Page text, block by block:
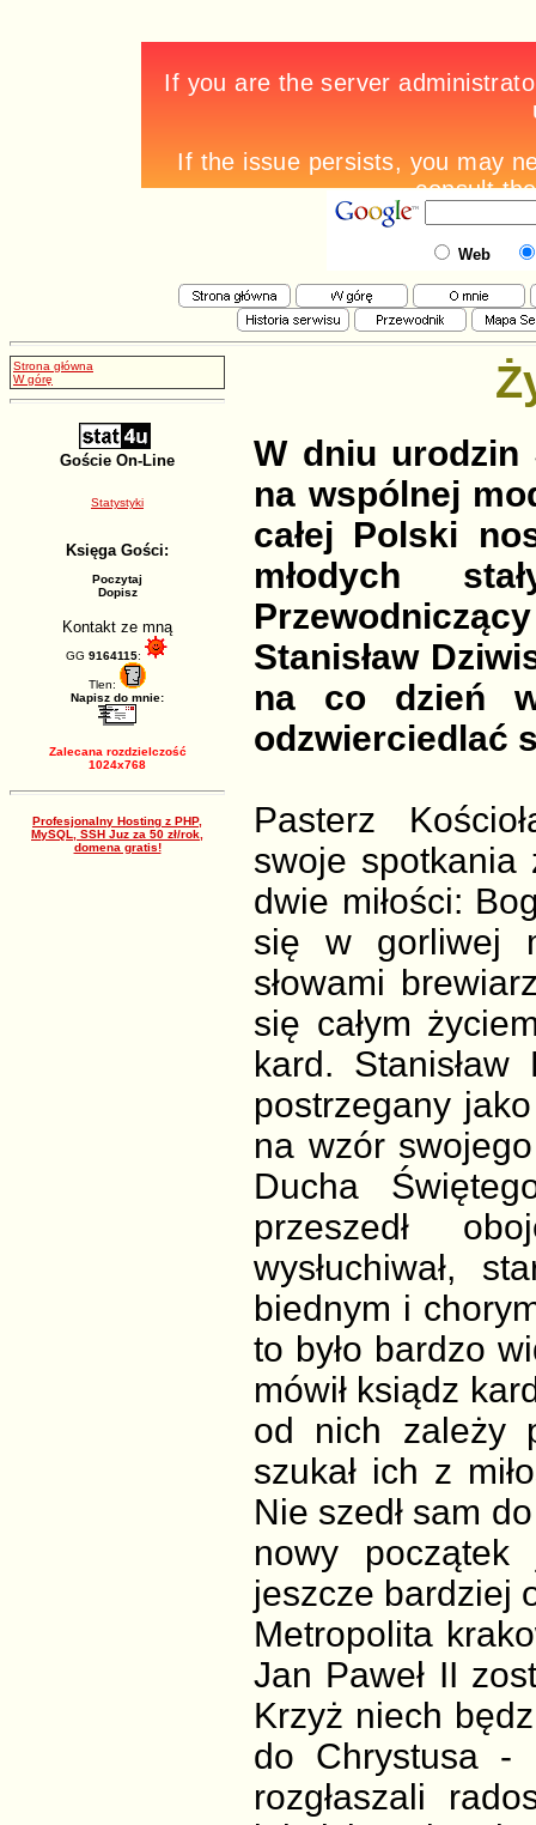
Web
Strona główna
W górę
Goście On-Line
Statystyki
Księga Gości:
Poczytaj
Dopisz
Kontakt ze mną
GG 9164115:
Tlen:
Napisz do mnie:
Zalecana rozdzielczość
1024x768
Profesjonalny Hosting z PHP,
MySQL, SSH Juz za 50 zł/rok,
domena gratis!
W dniu urodzin
na wspólnej
całej Polski
młodych
Stanisław
na co dzień
odzwierciedlać
Pasterz
swoje spotkania
dwie miłości:
się w gorliwej
słowami
się całym
kard.
postrzegany
na wzór
Ducha
przeszedł
wysłuchiwał,
biednym i
to było bardzo
mówił ksiądz
od nich zależy
szukał ich z
Nie szedł sam
nowy początek
jeszcze bardziej
Metropolita
Jan Paweł II
Krzyż niech
do Chrystusa -
rozgłaszali